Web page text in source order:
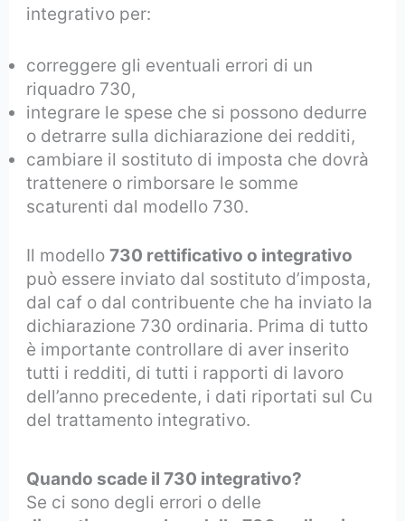
integrativo per:
correggere gli eventuali errori di un
riquadro 730,
integrare le spese che si possono dedurre
o detrarre sulla dichiarazione dei redditi,
cambiare il sostituto di imposta che dovrà
trattenere o rimborsare le somme
scaturenti dal modello 730.
Il modello730 rettificativo o integrativo
può essere inviato dal sostituto d’imposta,
dal caf o dal contribuente che ha inviato la
dichiarazione 730 ordinaria. Prima di tutto
è importante controllare di aver inserito
tutti i redditi, di tutti i rapporti di lavoro
dell’anno precedente, i dati riportati sul Cu
del trattamento integrativo.
Quando scade il 730 integrativo?
Se ci sono degli errori o delle